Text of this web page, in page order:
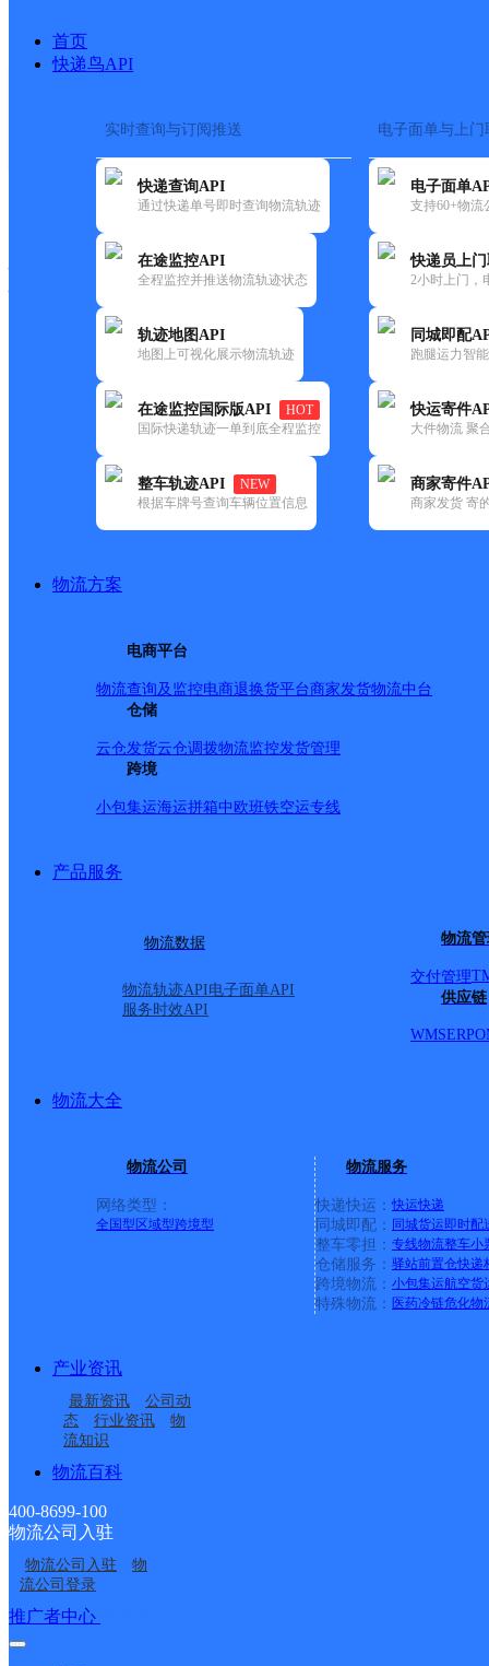
首页
快递鸟API
实时查询与订阅推送
快递查询API
通过快递单号即时查询物流轨迹
在途监控API
全程监控并推送物流轨迹状态
轨迹地图API
地图上可视化展示物流轨迹
在途监控国际版API
HOT
国际快递轨迹一单到底全程监控
整车轨迹API
NEW
根据车牌号查询车辆位置信息
电子面单与上门
电子面单
支持60+物流
快递员上
2小时上门，
同城即配
跑腿运力智
快运寄件
大件物流 聚
商家寄件
商家发货 寄
物流方案
电商平台
物流查询及监控电商退换货平台商家发货物流中台
仓储
云仓发货云仓调拨物流监控发货管理
跨境
小包集运海运拼箱中欧班铁空运专线
产品服务
物流数据
物流轨迹API电子面单API
服务时效API
物流
交付管理
供应链
WMSERP
物流大全
物流公司
网络类型：
全国型 区域型跨境型
物流服务
快递快运： 快运快递
同城即配： 同城货运即时配
整车零担： 专线物流整车小
仓储服务： 驿站前置仓快递
跨境物流： 小包集运航空货
特殊物流： 医药冷链危化物
产业资讯
最新资讯
公司动
态
行业资讯
物
流知识
物流百科
400-8699-100
物流公司入驻
物流公司入驻
物
流公司登录
推广者中心
快运大全 快递时效
速尔
甘孜德格
更新时间：2021-11-26 00:00:00
所属快递：速尔快递
所属区域：四川省-甘孜藏族自治州-德格县
网点地址：四川省康定县炉城镇东关大道
网点负责人：
德格县俄南邮政所
德格县八帮邮政所
德格县打滚邮政所
德格县亚丁邮政所
德格县龚垭邮政所
德格县所巴邮政所
接口API